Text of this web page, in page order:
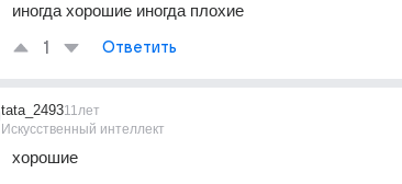
иногда хорошие иногда плохие
1 Ответить
tata_2493
Искусственный интеллект
11лет
хорошие